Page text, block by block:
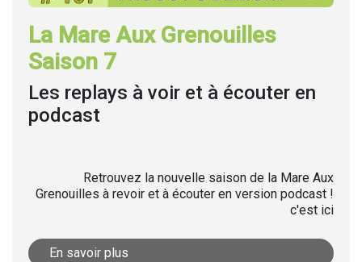
La Mare Aux Grenouilles
Saison 7
Les replays à voir et à écouter en
podcast
Retrouvez la nouvelle saison de la Mare Aux
Grenouilles à revoir et à écouter en version podcast !
c'est ici
En savoir plus